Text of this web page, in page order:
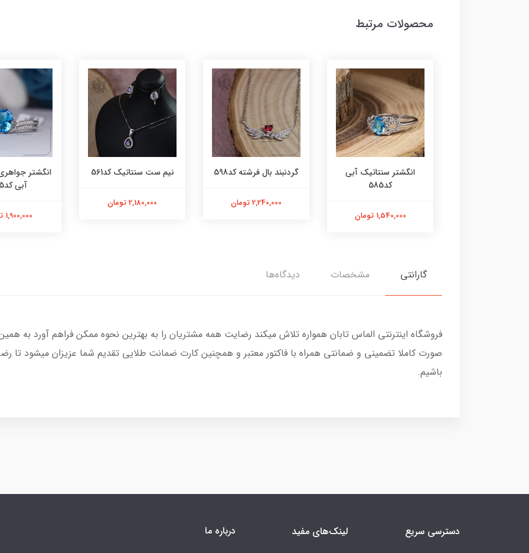
محصولات مرتبط
انگشتر سنتاتیک آبی
کد585
1,540,000 تومان
گردنبند بال فرشته کد598
2,240,000 تومان
نیم ست سنتاتیک کد561
2,180,000 تومان
انگشتر
آبی کد565
1,900,000 تومان
گارانتی مشخصات دیدگاه‌ها
فروشگاه اینترنتی الماس تابان همواره تلاش میکند رضایت همه مشتریان را به بهترین نحوه ممکن فراهم آورد به
صورت کاملا تضمینی و ضمانتی همراه با فاکتور معتبر و همچنین کارت ضمانت طلایی تقدیم شما عزیزان میشود تا
باشیم.
دسترسی سریع لینک‌های مفید درباره ما